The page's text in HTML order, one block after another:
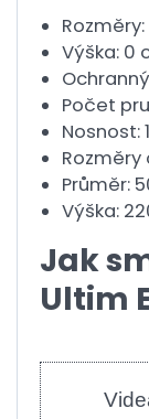
Výška: 0
Počet
Nosnost:
Průměr:
Výška:
Jak
Ultim